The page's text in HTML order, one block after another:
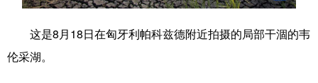
这是8月18日在匈牙利帕科兹德附近拍摄的局部干涸的韦
伦采湖。